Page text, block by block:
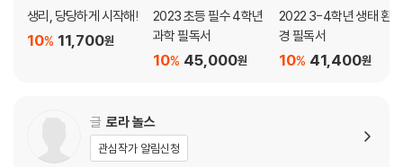
생리, 당당하게 시작해!
11,700원
10%
2023 초등 필수 4학년
과학 필독서
45,000원
10%
2022 3-4학년 생태 환
경 필독서
41,400원
10%
글 로라 놀스
관심작가 알림신청